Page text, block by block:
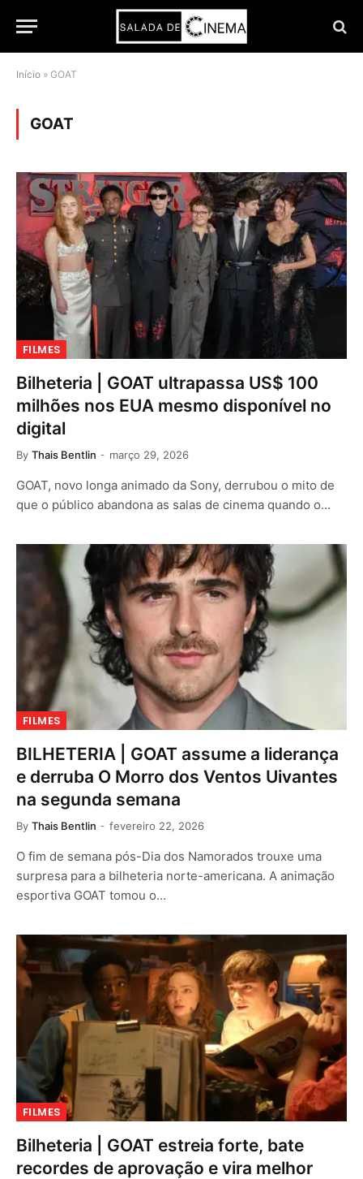
Início » GOAT
GOAT
FILMES
Bilheteria | GOAT ultrapassa US$ 100
milhões nos EUA mesmo disponível no
digital
By Thais Bentlin março 29, 2026
GOAT, novo longa animado da Sony, derrubou o mito de
que o público abandona as salas de cinema quando o…
FILMES
BILHETERIA | GOAT assume a liderança
e derruba O Morro dos Ventos Uivantes
na segunda semana
By Thais Bentlin fevereiro 22, 2026
O fim de semana pós-Dia dos Namorados trouxe uma
surpresa para a bilheteria norte-americana. A animação
esportiva GOAT tomou o…
FILMES
Bilheteria | GOAT estreia forte, bate
recordes de aprovação e vira melhor